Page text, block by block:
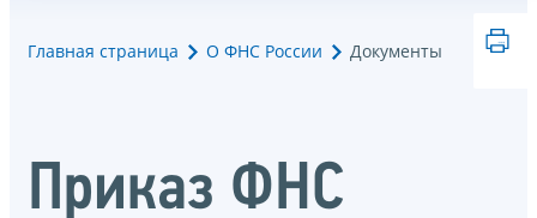
Главная страница О ФНС России Документы
Приказ ФНС